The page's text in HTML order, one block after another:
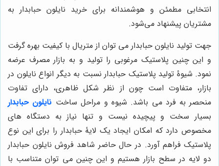
انتخابی مطمئن و هوشمندانه برای خرید نایلون حبابدار به
مشتریان پیشنهاد می‌شود.
جهت تولید نایلون حبابدار می توان از متریال با کیفیت بهره گرفت
و این چنین پلاستیک مرغوبی را تولید و به بازار مصرف عرضه
نمود. شیوۀ تولید پلاستیک حبابدار نسبت به دیگر انواع نایلون در
بازار، متفاوت است چون از نظر شکل ظاهری، دارای تفاوت
منحصر به فرد می باشد. شیوه و مراحل ساخت نایلون حبابدار
بسیار سخت و پیچیده نیست و تنها نیاز به دستگاه های
مخصوص دارد که امکان ایجاد یک لایۀ حبابدار را برای این نوع
پلاستیک فراهم آورد. در حال حاضر شاهد فروش نایلون حبابدار
دو لایه در سطح بازار هستیم و این چنین می توان متناسب با